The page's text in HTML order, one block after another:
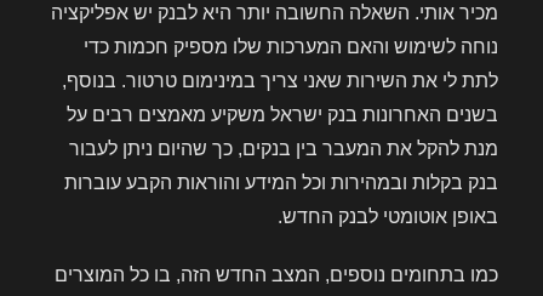
מכיר אותי. השאלה החשובה יותר היא לבנק יש אפליקציה
נוחה לשימוש והאם המערכות שלו מספיק חכמות כדי
לתת לי את השירות שאני צריך במינימום טרטור. בנוסף,
בשנים האחרונות בנק ישראל משקיע מאמצים רבים על
מנת להקל את המעבר בין בנקים, כך שהיום ניתן לעבור
בנק בקלות ובמהירות וכל המידע והוראות הקבע עוברות
באופן אוטומטי לבנק החדש.
כמו בתחומים נוספים, המצב החדש הזה, בו כל המוצרים